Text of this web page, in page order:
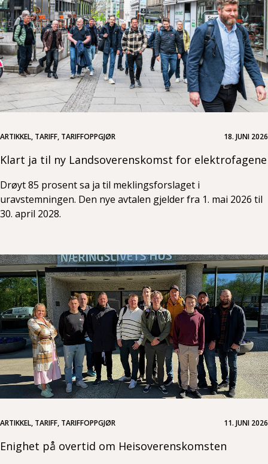
ARTIKKEL, TARIFF, TARIFFOPPGJØR 18. JUNI 2026
Klart ja til ny Landsoverenskomst for elektrofagene
Drøyt 85 prosent sa ja til meklingsforslaget i
uravstemningen. Den nye avtalen gjelder fra 1. mai 2026 til
30. april 2028.
ARTIKKEL, TARIFF, TARIFFOPPGJØR 11. JUNI 2026
Enighet på overtid om Heisoverenskomsten